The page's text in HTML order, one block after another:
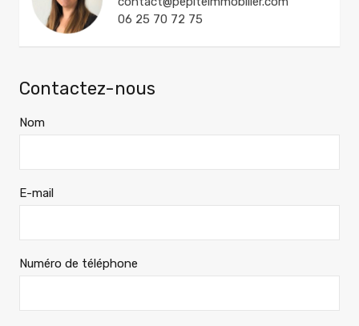
06 25 70 72 75
Contactez-nous
Nom
E-mail
Numéro de téléphone